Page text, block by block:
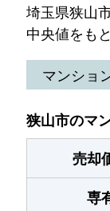
埼玉県狭山
中央値をも
マンショ
狭山市のマ
売却
専